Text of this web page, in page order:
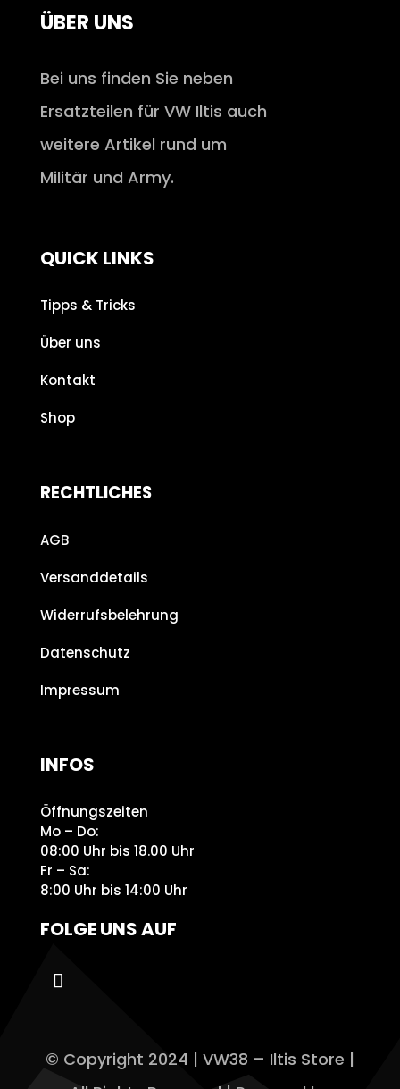
ÜBER UNS
Bei uns finden Sie neben
Ersatzteilen für VW Iltis auch
weitere Artikel rund um
Militär und Army.
QUICK LINKS
Tipps & Tricks
Über uns
Kontakt
Shop
RECHTLICHES
AGB
Versanddetails
Widerrufsbelehrung
Datenschutz
Impressum
INFOS
Öffnungszeiten
Mo – Do:
08:00 Uhr bis 18.00 Uhr
Fr – Sa:
8:00 Uhr bis 14:00 Uhr
FOLGE UNS AUF
© Copyright 2024 | VW38 – Iltis Store |